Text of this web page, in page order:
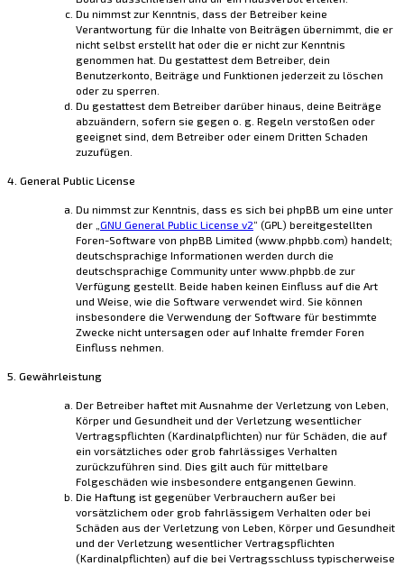
Du nimmst zur Kenntnis, dass der Betreiber keine
Verantwortung für die Inhalte von Beiträgen übernimmt, die er
nicht selbst erstellt hat oder die er nicht zur Kenntnis
genommen hat. Du gestattest dem Betreiber, dein
Benutzerkonto, Beiträge und Funktionen jederzeit zu löschen
oder zu sperren.
Du gestattest dem Betreiber darüber hinaus, deine Beiträge
abzuändern, sofern sie gegen o. g. Regeln verstoßen oder
geeignet sind, dem Betreiber oder einem Dritten Schaden
zuzufügen.
4. General Public License
Du nimmst zur Kenntnis, dass es sich bei phpBB um eine unter
der „ GNU General Public License v2“ (GPL) bereitgestellten
Foren-Software von phpBB Limited (www.phpbb.com) handelt;
deutschsprachige Informationen werden durch die
deutschsprachige Community unter www.phpbb.de zur
Verfügung gestellt. Beide haben keinen Einfluss auf die Art
und Weise, wie die Software verwendet wird. Sie können
insbesondere die Verwendung der Software für bestimmte
Zwecke nicht untersagen oder auf Inhalte fremder Foren
Einfluss nehmen.
5. Gewährleistung
Der Betreiber haftet mit Ausnahme der Verletzung von Leben,
Körper und Gesundheit und der Verletzung wesentlicher
Vertragspflichten (Kardinalpflichten) nur für Schäden, die auf
ein vorsätzliches oder grob fahrlässiges Verhalten
zurückzuführen sind. Dies gilt auch für mittelbare
Folgeschäden wie insbesondere entgangenen Gewinn.
Die Haftung ist gegenüber Verbrauchern außer bei
vorsätzlichem oder grob fahrlässigem Verhalten oder bei
Schäden aus der Verletzung von Leben, Körper und Gesundheit
und der Verletzung wesentlicher Vertragspflichten
(Kardinalpflichten) auf die bei Vertragsschluss typischerweise